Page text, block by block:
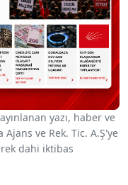
yazı, haber ve
ve Rek. Tic. A.Ş'ye
dahi iktibas